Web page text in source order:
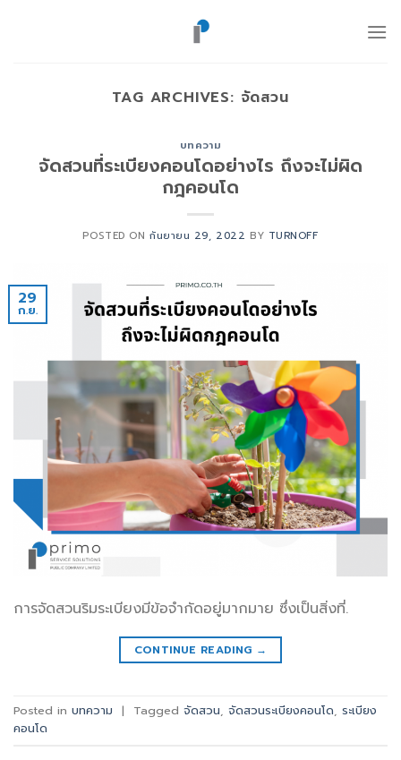
TAG ARCHIVES: จัดสวน
บทความ
จัดสวนที่ระเบียงคอนโดอย่างไร ถึงจะไม่ผิด
กฎคอนโด
POSTED ONกันยายน 29, 2022 BY TURNOFF
29
ก.ย.
การจัดสวนริมระเบียงมีข้อจำกัดอยู่มากมาย ซึ่งเป็นสิ่งที่.
CONTINUE READING →
Posted in บทความ | Tagged จัดสวน, จัดสวนระเบียงคอนโด, ระเบียง
คอนโด